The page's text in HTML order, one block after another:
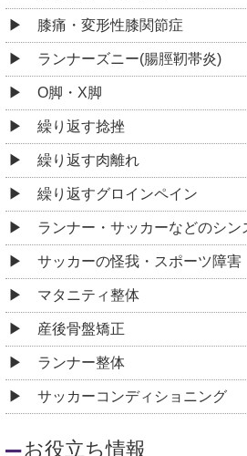
膝痛・変形性膝関節症
ランナーズニー(腸脛靭帯炎)
O脚・X脚
繰り返す捻挫
繰り返す肉離れ
繰り返すグロインペイン
ランナー・サッカーなどのシン
サッカーの怪我・スポーツ障害
マタニティ整体
産後骨盤矯正
ランナー整体
サッカーコンディショニング
お役立ち情報